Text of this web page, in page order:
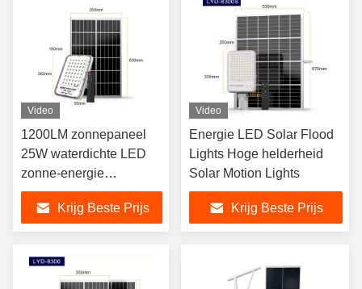
Video
1200LM zonnepaneel
25W waterdichte LED
zonne-energie
schijnwerpers LYD-8150
Krijg Beste Prijs
Video
Energie LED Solar Flood
Lights Hoge helderheid
Solar Motion Lights
Krijg Beste Prijs